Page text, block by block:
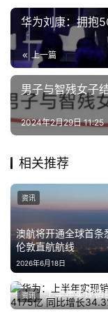
消
费
生
活
科
财
经
教
育
专
题
登录
华为刘康：拥抱
上一篇
男子与智残女子
2024年2月29日 11:25
相关推荐
澳航将开通全球首条
伦敦直航航线
2026年6月18日
资讯
华为：上半年实现销
4175亿 同比增长
2024年8月29日
资讯